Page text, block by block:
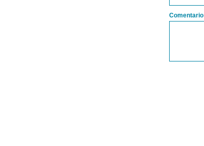
Comentario